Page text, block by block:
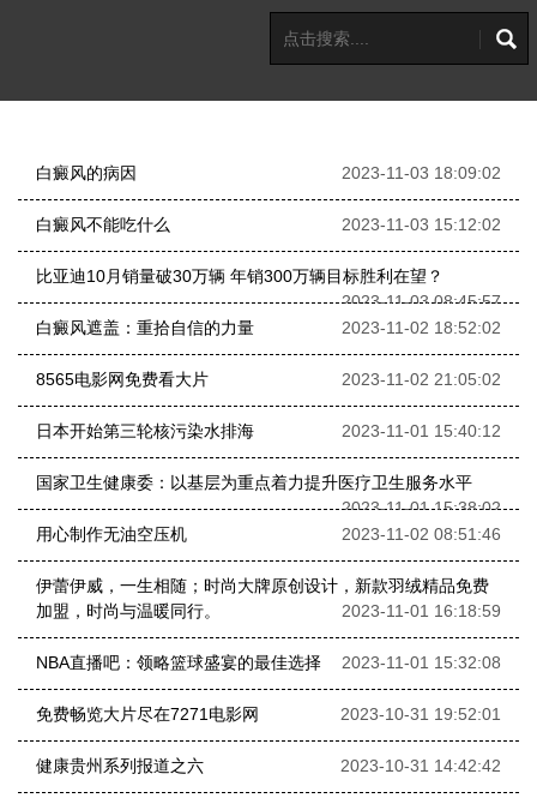
白癜风的病因 2023-11-03 18:09:02
白癜风不能吃什么 2023-11-03 15:12:02
比亚迪10月销量破30万辆 年销300万辆目标胜利在望？
2023-11-03 08:45:57
白癜风遮盖：重拾自信的力量
2023-11-02 18:52:02
8565电影网免费看大片 2023-11-02 21:05:02
日本开始第三轮核污染水排海 2023-11-01 15:40:12
国家卫生健康委：以基层为重点着力提升医疗卫生服务水平
2023-11-01 15:38:02
用心制作无油空压机
2023-11-02 08:51:46
伊蕾伊威，一生相随；时尚大牌原创设计，新款羽绒精品免费
加盟，时尚与温暖同行。
2023-11-01 16:18:59
NBA直播吧：领略篮球盛宴的最佳选择 2023-11-01 15:32:08
免费畅览大片尽在7271电影网 2023-10-31 19:52:01
健康贵州系列报道之六 2023-10-31 14:42:42